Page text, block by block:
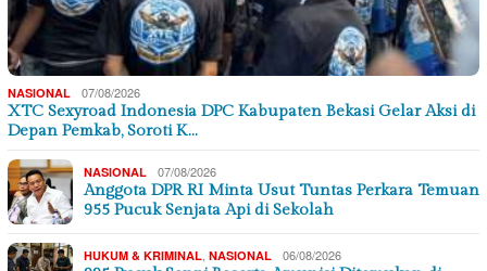
NASIONAL 07/08/2026
XTC Sexyroad Indonesia DPC Kabupaten Bekasi Gelar Aksi di
Depan Pemkab, Soroti K…
NASIONAL 07/08/2026
Anggota DPR RI Minta Usut Tuntas Perkara Temuan
955 Pucuk Senjata Api di Sekolah
HUKUM & KRIMINAL NASIONAL 06/08/2026